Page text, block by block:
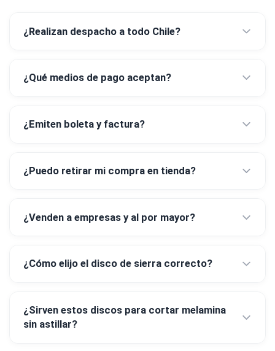
¿Realizan despacho a todo Chile?
¿Qué medios de pago aceptan?
¿Emiten boleta y factura?
¿Puedo retirar mi compra en tienda?
¿Venden a empresas y al por mayor?
¿Cómo elijo el disco de sierra correcto?
¿Sirven estos discos para cortar melamina
sin astillar?